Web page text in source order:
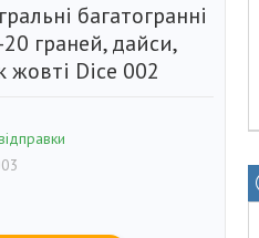
багатогранні
граней, дайси,
жовті Dice 002